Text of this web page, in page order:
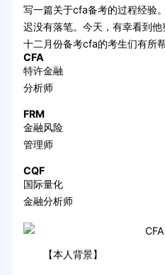
写一篇关于cfa备考的过程经验
迟没有落笔。今天，有幸看到
十二月份备考cfa的考生们有所帮
CFA
特许金融
分析师
FRM
金融风险
管理师
CQF
国际量化
金融分析师
【本人背景】